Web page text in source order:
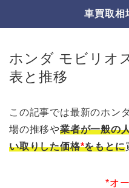
車買取相
ホンダ モビリオ
表と推移
この記事では最新のホン
場の推移や業者が一般の
い取りした価格*をもとに
*オ